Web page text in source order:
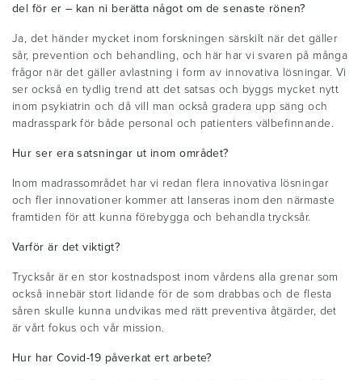
del för er – kan ni berätta något om de senaste rönen?
Ja, det händer mycket inom forskningen särskilt när det gäller
sår, prevention och behandling, och här har vi svaren på många
frågor när det gäller avlastning i form av innovativa lösningar. Vi
ser också en tydlig trend att det satsas och byggs mycket nytt
inom psykiatrin och då vill man också gradera upp säng och
madrasspark för både personal och patienters välbefinnande.
Hur ser era satsningar ut inom området?
Inom madrassområdet har vi redan flera innovativa lösningar
och fler innovationer kommer att lanseras inom den närmaste
framtiden för att kunna förebygga och behandla trycksår.
Varför är det viktigt?
Trycksår är en stor kostnadspost inom vårdens alla grenar som
också innebär stort lidande för de som drabbas och de flesta
såren skulle kunna undvikas med rätt preventiva åtgärder, det
är vårt fokus och vår mission.
Hur har Covid-19 påverkat ert arbete?